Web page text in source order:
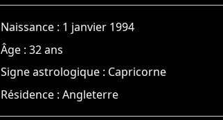
Naissance : 1 janvier 1994
Âge :32 ans
Signe astrologique : Capricorne
Résidence :Angleterre